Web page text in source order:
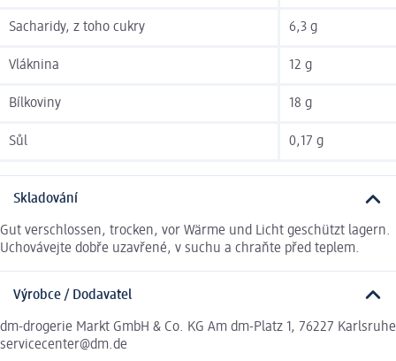
Sacharidy, z toho cukry 6,3 g
Vláknina 12 g
Bílkoviny 18 g
Sůl 0,17 g
Skladování
Gut verschlossen, trocken, vor Wärme und Licht geschützt lagern.
Uchovávejte dobře uzavřené, v suchu a chraňte před teplem.
Výrobce / Dodavatel
dm-drogerie Markt GmbH & Co. KG Am dm-Platz 1, 76227 Karlsruhe
servicecenter@dm.de